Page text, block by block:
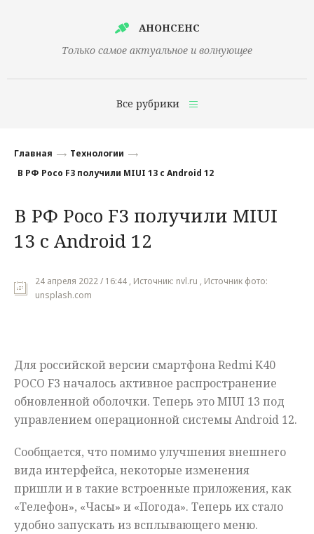
АНОНСЕНС
Только самое актуальное и волнующее
Все рубрики
Финансы
Наука
Культура
Общество
Происшествия
Главная
Технологии
В РФ Poco F3 получили MIUI 13 с Android 12
В РФ Poco F3 получили MIUI
13 с Android 12
24 апреля 2022 / 16:44 , Источник: nvl.ru , Источник фото:
unsplash.com
Для российской версии смартфона Redmi K40
POCO F3 началось активное распространение
обновленной оболочки. Теперь это MIUI 13 под
управлением операционной системы Android 12.
Сообщается, что помимо улучшения внешнего
вида интерфейса, некоторые изменения
пришли и в такие встроенные приложения, как
«Телефон», «Часы» и «Погода». Теперь их стало
удобно запускать из всплывающего меню.